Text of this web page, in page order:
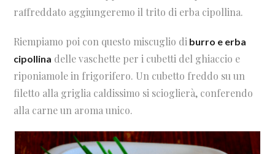
raffreddato aggiungeremo il trito di erba cipollina.
Riempiamo poi con questo miscuglio di burro e erba
cipollina delle vaschette per i cubetti del ghiaccio e
riponiamole in frigorifero. Un cubetto freddo su un
filetto alla griglia caldissimo si scioglierà, conferendo
alla carne un aroma unico.